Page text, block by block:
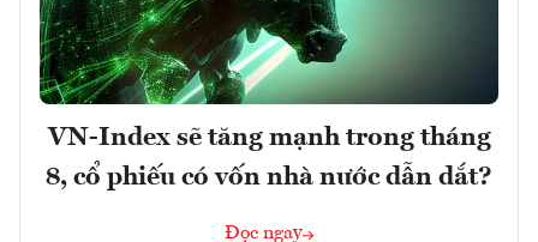
VN-Index sẽ tăng mạnh trong tháng
8, cổ phiếu có vốn nhà nước dẫn dắt?
Đọc ngay